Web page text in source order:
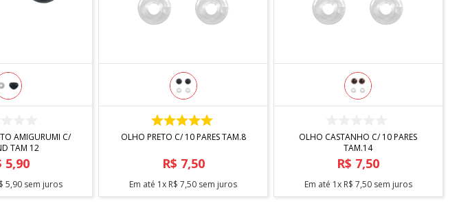
AMIGURUMI C/
TAM 12
5,90
5,90sem juros
COMPRAR
OLHO PRETO C/ 10 PARES TAM.8
R$ 7,50
Em até 1x R$ 7,50 sem juros
OLHO CASTANHO C/ 10 PARES
TAM.14
R$ 7,50
Em até 1x R$ 7,50sem juros